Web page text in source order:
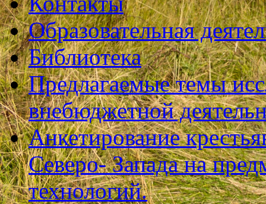
Образовательная
Библиотека
Предлагаемые темы
внебюджетной
Анкетирование
Северо- Запада на
технологий.